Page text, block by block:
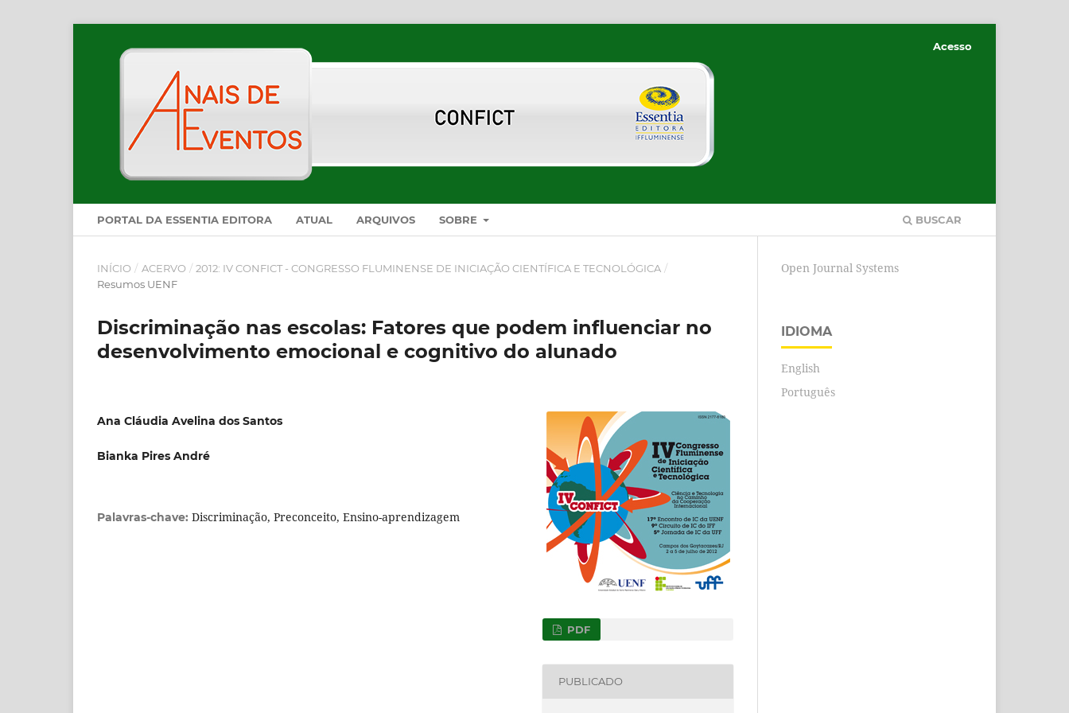
PORTAL DA ESSENTIA EDITORA ATUAL ARQUIVOS SOBRE BUSCAR
Acesso
INÍCIO / ACERVO / 2012: IV CONFICT - CONGRESSO FLUMINENSE DE INICIAÇÃO CIENTÍFICA E TECNOLÓGICA /
Resumos UENF
Discriminação nas escolas: Fatores que podem influenciar no
desenvolvimento emocional e cognitivo do alunado
Ana Cláudia Avelina dos Santos
Bianka Pires André
Palavras-chave: Discriminação, Preconceito, Ensino-aprendizagem
PDF
PUBLICADO
Open Journal Systems
IDIOMA
English
Português